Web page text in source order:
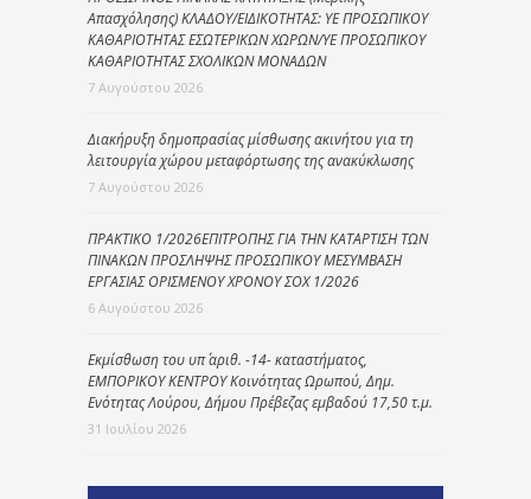
Απασχόλησης) ΚΛΑΔΟΥ/ΕΙΔΙΚΟΤΗΤΑΣ: ΥΕ ΠΡΟΣΩΠΙΚΟΥ
ΚΑΘΑΡΙΟΤΗΤΑΣ ΕΣΩΤΕΡΙΚΩΝ ΧΩΡΩΝ/ΥΕ ΠΡΟΣΩΠΙΚΟΥ
ΚΑΘΑΡΙΟΤΗΤΑΣ ΣΧΟΛΙΚΩΝ ΜΟΝΑΔΩΝ
7 Αυγούστου 2026
Διακήρυξη δημοπρασίας μίσθωσης ακινήτου για τη
λειτουργία χώρου μεταφόρτωσης της ανακύκλωσης
7 Αυγούστου 2026
ΠΡΑΚΤΙΚΟ 1/2026ΕΠΙΤΡΟΠΗΣ ΓΙΑ ΤΗΝ ΚΑΤΑΡΤΙΣΗ ΤΩΝ
ΠΙΝΑΚΩΝ ΠΡΟΣΛΗΨΗΣ ΠΡΟΣΩΠΙΚΟΥ ΜΕΣΥΜΒΑΣΗ
ΕΡΓΑΣΙΑΣ ΟΡΙΣΜΕΝΟΥ ΧΡΟΝΟΥ ΣΟΧ 1/2026
6 Αυγούστου 2026
Εκμίσθωση του υπ΄ αριθ. -14- καταστήματος,
ΕΜΠΟΡΙΚΟΥ ΚΕΝΤΡΟΥ Κοινότητας Ωρωπού, Δημ.
Ενότητας Λούρου, Δήμου Πρέβεζας εμβαδού 17,50 τ.μ.
31 Ιουλίου 2026